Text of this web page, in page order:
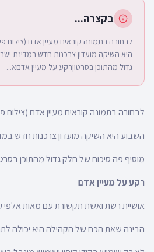
בקצרה...
לבחורה בתמונה קוראים מעיין אדם (צילום
היא השיקה מועדון צרכנות חדש במדינת
גדול מהתוכן בסרטוןרקע על מעיין אדםא...
לבחורה בתמונה קוראים מעיין אדם (צילום
השבוע היא השיקה מועדון צרכנות חדש
מוסיף פה סיכום של חלק גדול מהתוכן
רקע על מעיין אדם
אושיית רשת ואשת תקשורת עם מאות אלפי
הבינה שאת הכח של הקהילה היא יכולה